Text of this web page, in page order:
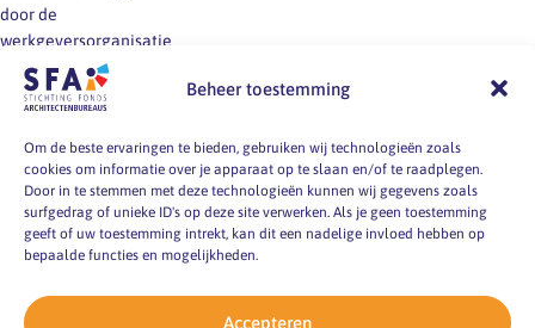
Beheer toestemming
Om de beste ervaringen te bieden, gebruiken wij technologieën zoals
cookies om informatie over je apparaat op te slaan en/of te raadplegen.
Door in te stemmen met deze technologieën kunnen wij gegevens zoals
surfgedrag of unieke ID's op deze site verwerken. Als je geen toestemming
geeft of uw toestemming intrekt, kan dit een nadelige invloed hebben op
bepaalde functies en mogelijkheden.
Accepteren
door de
werkgeversorganisatie
BNA en de vakbonden
FNV, CNV en De Unie.
werkgevers en
werknemers van
architectenbureaus bij
vragen over
arbeidsvoorwaarden, -
omstandigheden.